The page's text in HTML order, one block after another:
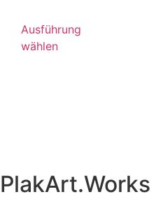
Ausführung
wählen
PlakArt.Works